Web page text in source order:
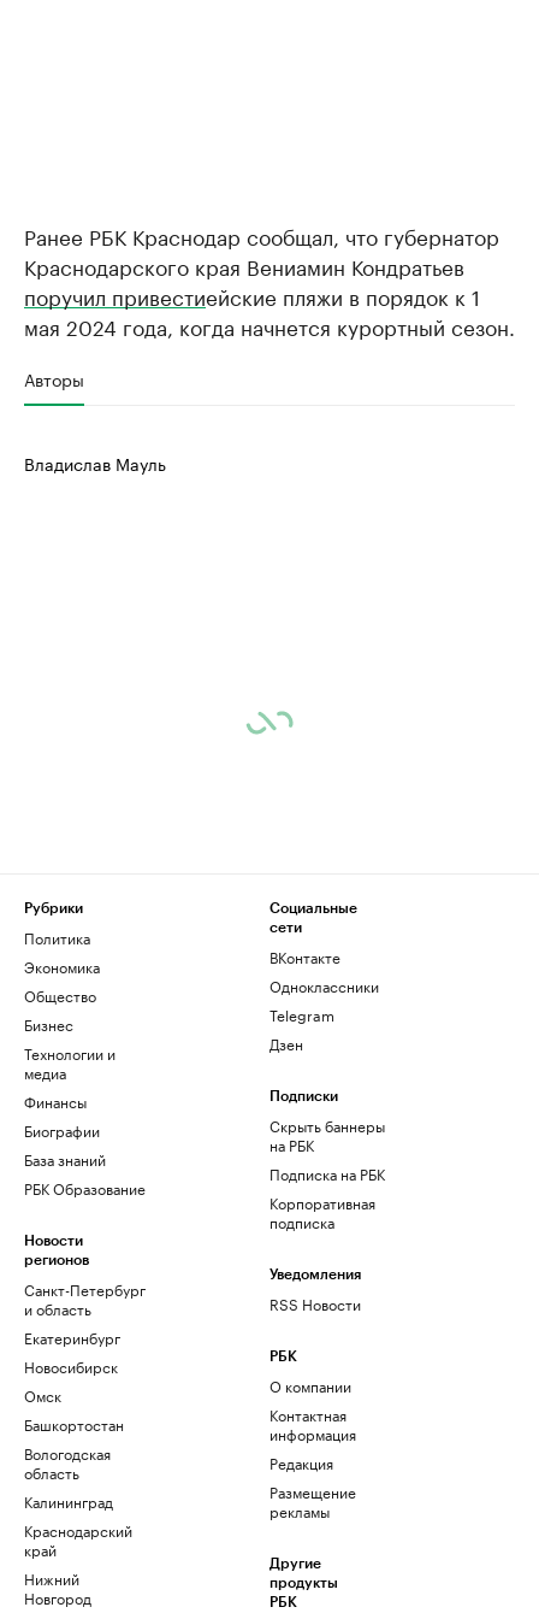
Ранее РБК Краснодар сообщал, что губернатор
Краснодарского края Вениамин Кондратьев
поручил привестиейские пляжи в порядок к 1
мая 2024 года, когда начнется курортный сезон.
Авторы
Владислав Мауль
Рубрики
Политика
Экономика
Общество
Бизнес
Технологии и
медиа
Финансы
Биографии
База знаний
РБК Образование
Новости
регионов
Санкт-Петербург
и область
Екатеринбург
Новосибирск
Омск
Башкортостан
Вологодская
область
Калининград
Краснодарский
край
Нижний
Новгород
Социальные
сети
ВКонтакте
Одноклассники
Telegram
Дзен
Подписки
Скрыть баннеры
на РБК
Подписка на РБК
Корпоративная
подписка
Уведомления
RSS Новости
РБК
О компании
Контактная
информация
Редакция
Размещение
рекламы
Другие
продукты
РБК